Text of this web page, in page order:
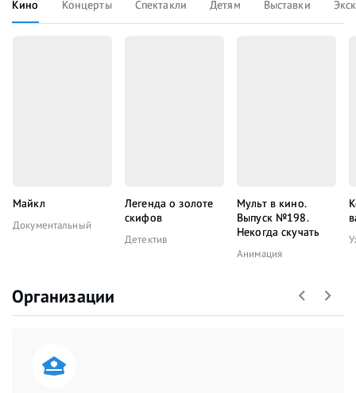
Кино Концерты Спектакли Детям Выставки
Майкл
Документальный
Легенда о золоте
скифов
Детектив
Мульт в кино.
Выпуск №198.
Некогда скучать
Анимация
Организации